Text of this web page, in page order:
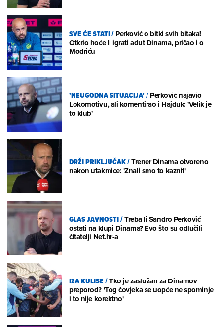
SVE ĆE STATI/Perković o bitki svih bitaka!
Otkrio hoće li igrati adut Dinama, pričao i o
Modriću
'NEUGODNA SITUACIJA'/Perković najavio
Lokomotivu, ali komentirao i Hajduk: 'Velik je
to klub'
DRŽI PRIKLJUČAK/Trener Dinama otvoreno
nakon utakmice: 'Znali smo to kaznit'
GLAS JAVNOSTI/Treba li Sandro Perković
ostati na klupi Dinama? Evo što su odlučili
čitatelji Net.hr-a
IZA KULISE/Tko je zaslužan za Dinamov
preporod? 'Tog čovjeka se uopće ne spominje
i to nije korektno'